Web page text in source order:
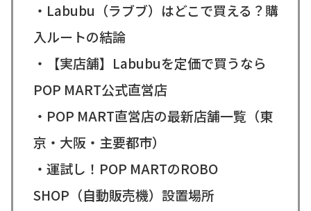
・Labubu（ラブブ）はどこで買える？購
入ルートの結論
・【実店舗】Labubuを定価で買うなら
POP MART公式直営店
・POP MART直営店の最新店舗一覧（東
京・大阪・主要都市）
・運試し！POP MARTのROBO
SHOP（自動販売機）設置場所